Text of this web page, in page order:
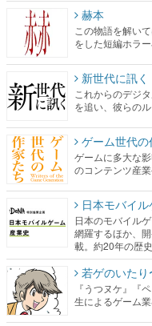
赫本
この物語を解い
をした短編ホラー
新世代に訊く
これからのデジ
を追い、彼らの
ゲーム世代の
ゲームに多大な
のコンテンツ産
日本モバイ
日本のモバイル
網羅するほか、
載。約20年の歴
若ゲのいた
『うつヌケ』『
生によるゲーム